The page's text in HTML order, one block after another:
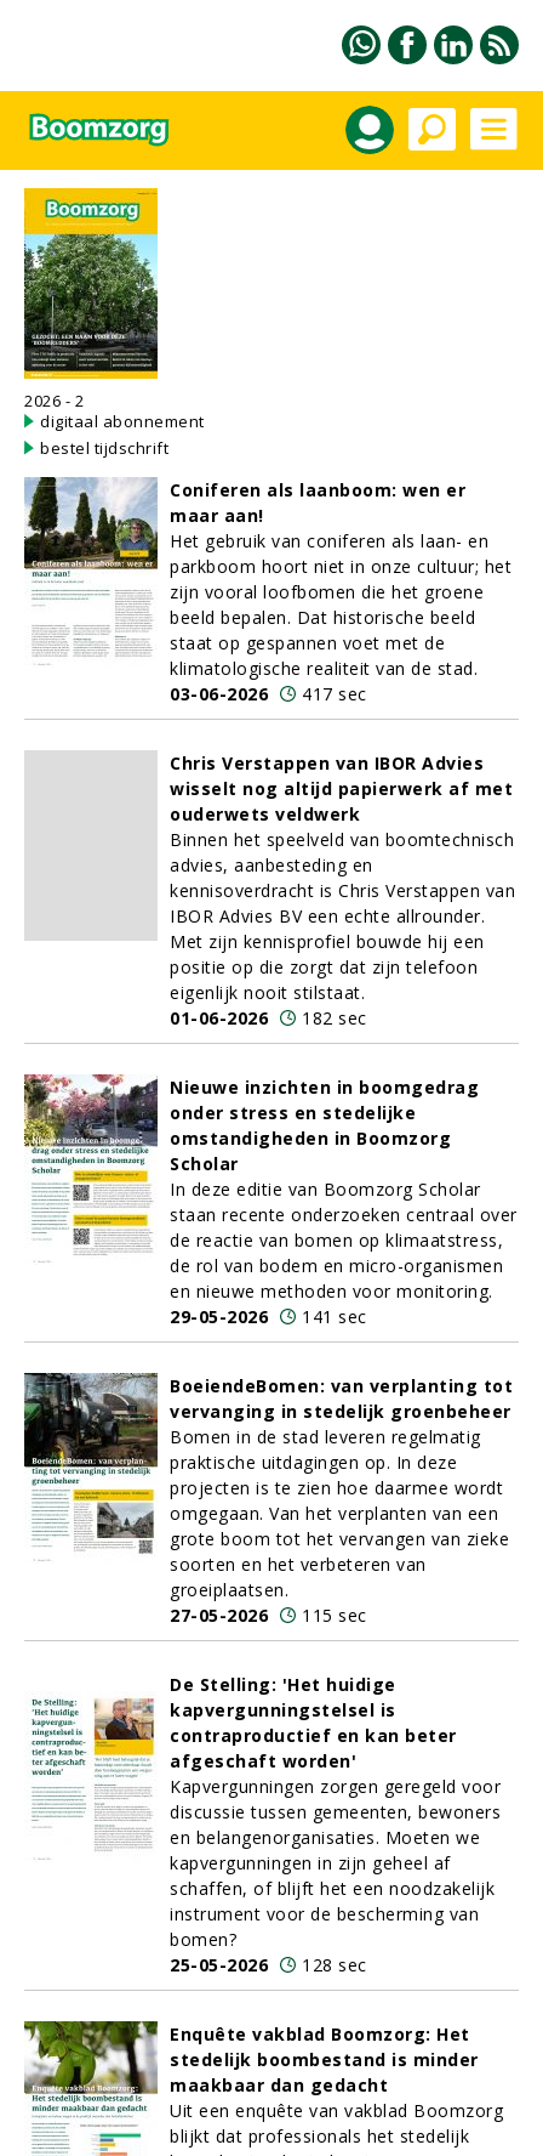
2026 - 2
digitaal abonnement
bestel tijdschrift
Coniferen als laanboom: wen er
maar aan!
Het gebruik van coniferen als laan- en
parkboom hoort niet in onze cultuur; het
zijn vooral loofbomen die het groene
beeld bepalen. Dat historische beeld
staat op gespannen voet met de
klimatologische realiteit van de stad.
03-06-2026
417 sec
Chris Verstappen van IBOR Advies
wisselt nog altijd papierwerk af met
ouderwets veldwerk
Binnen het speelveld van boomtechnisch
advies, aanbesteding en
kennisoverdracht is Chris Verstappen van
IBOR Advies BV een echte allrounder.
Met zijn kennisprofiel bouwde hij een
positie op die zorgt dat zijn telefoon
eigenlijk nooit stilstaat.
01-06-2026
182 sec
Nieuwe inzichten in boomgedrag
onder stress en stedelijke
omstandigheden in Boomzorg
Scholar
In deze editie van Boomzorg Scholar
staan recente onderzoeken centraal over
de reactie van bomen op klimaatstress,
de rol van bodem en micro-organismen
en nieuwe methoden voor monitoring.
29-05-2026
141 sec
BoeiendeBomen: van verplanting tot
vervanging in stedelijk groenbeheer
Bomen in de stad leveren regelmatig
praktische uitdagingen op. In deze
projecten is te zien hoe daarmee wordt
omgegaan. Van het verplanten van een
grote boom tot het vervangen van zieke
soorten en het verbeteren van
groeiplaatsen.
27-05-2026
115 sec
De Stelling: 'Het huidige
kapvergunningstelsel is
contraproductief en kan beter
afgeschaft worden'
Kapvergunningen zorgen geregeld voor
discussie tussen gemeenten, bewoners
en belangenorganisaties. Moeten we
kapvergunningen in zijn geheel af
schaffen, of blijft het een noodzakelijk
instrument voor de bescherming van
bomen?
25-05-2026
128 sec
Enquête vakblad Boomzorg: Het
stedelijk boombestand is minder
maakbaar dan gedacht
Uit een enquête van vakblad Boomzorg
blijkt dat professionals het stedelijk